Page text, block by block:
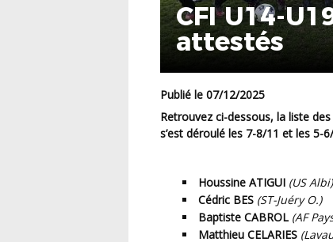
CFI U14-
attestés
Publié le 07/12/2025
Retrouvez ci-dessous, la liste des candidats ayant obtenu l’attestation au CFI U14-U19 qui
s’est déroulé les 7-8/11 et les 5-
Houssine ATIGUI (US Albi)
Cédric BES (ST-JuéryO.)
Baptiste CABROL (AF
Matthieu CELARIES